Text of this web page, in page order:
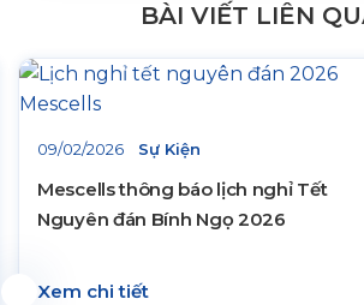
BÀI VIẾT LIÊN
09/02/2026 Sự Kiện
Mescells thông báo lịch nghỉ Tết
Nguyên đán Bính Ngọ 2026
Xem chi tiết